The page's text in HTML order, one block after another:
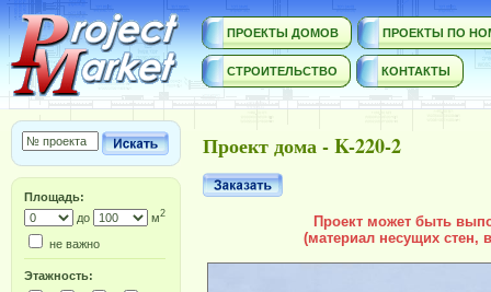
ПРОЕКТЫ ДОМОВ ПРОЕКТЫ ПО
СТРОИТЕЛЬСТВО КОНТАКТЫ
Площадь:
до
м2
не важно
Этажность:
Проект дома - K-220-2
Проект может быть
(материал несущих стен,